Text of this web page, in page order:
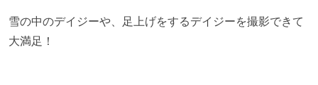
雪の中のデイジーや、足上げをするデイジーを撮影できて
大満足！